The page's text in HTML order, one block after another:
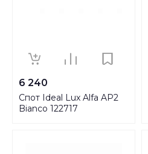
6 240
Спот Ideal Lux Alfa AP2
Bianco 122717